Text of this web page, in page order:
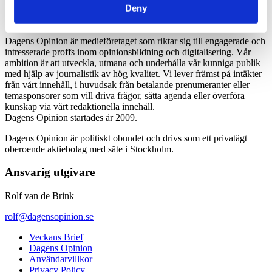
Deny
Dagens Opinion är medieföretaget som riktar sig till engagerade och
intresserade proffs inom opinionsbildning och digitalisering. Vår
ambition är att utveckla, utmana och underhålla vår kunniga publik
med hjälp av journalistik av hög kvalitet. Vi lever främst på intäkter
från vårt innehåll, i huvudsak från betalande prenumeranter eller
temasponsorer som vill driva frågor, sätta agenda eller överföra
kunskap via vårt redaktionella innehåll.
Dagens Opinion startades år 2009.
Dagens Opinion är politiskt obundet och drivs som ett privatägt
oberoende aktiebolag med säte i Stockholm.
Ansvarig utgivare
Rolf van de Brink
rolf@dagensopinion.se
Veckans Brief
Dagens Opinion
Användarvillkor
Privacy Policy